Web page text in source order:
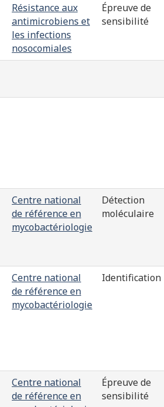
Résistance aux
antimicrobiens et
les infections
nosocomiales
Épreuve de
sensibilité
Centre national
de référence en
mycobactériologie
Détection
moléculaire
Centre national
de référence en
mycobactériologie
Identification
Centre national
de référence en
Épreuve de
sensibilité